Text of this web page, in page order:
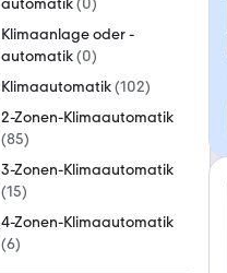
automatik(0)
Klimaanlage oder -
automatik(0)
Klimaautomatik(102)
2-Zonen-Klimaautomatik
(85)
3-Zonen-Klimaautomatik
(15)
4-Zonen-Klimaautomatik
(6)